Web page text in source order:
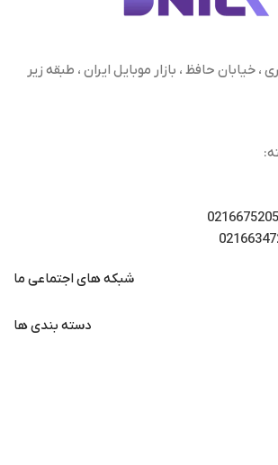
، خیابان حافظ ، بازار موبایل ایران ، طبقه زیر
شبکه های اجتماعی ما
دسته بندی ها